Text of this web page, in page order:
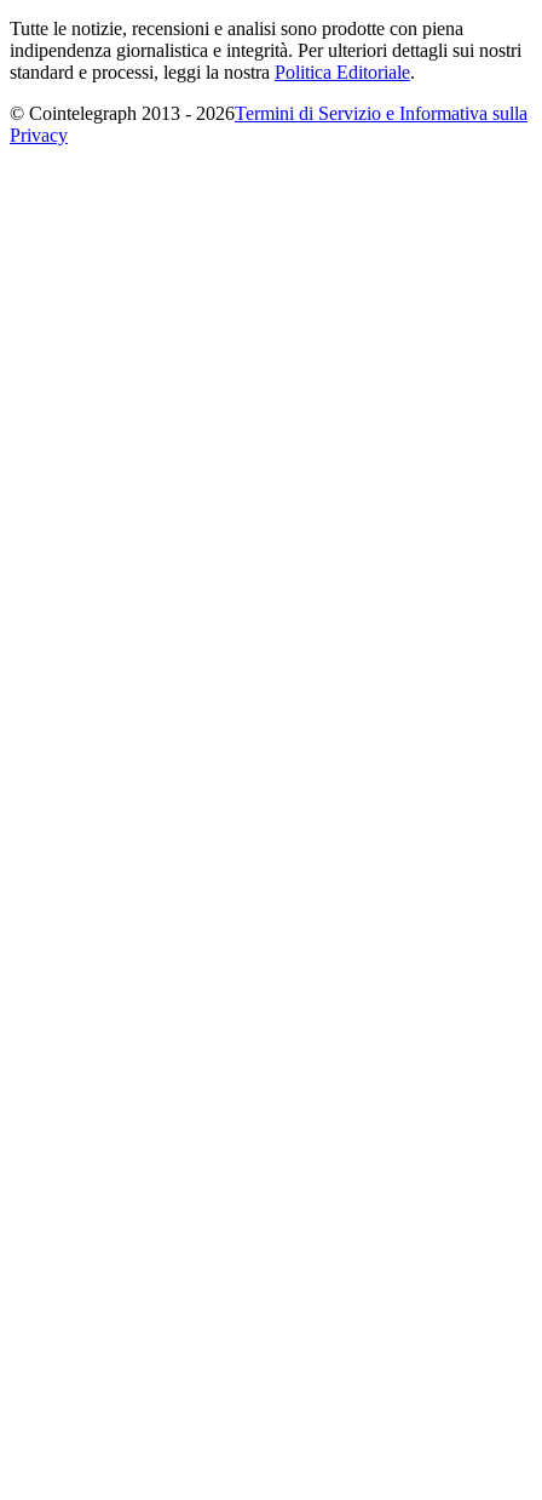
Tutte le notizie, recensioni e analisi sono prodotte con piena
indipendenza giornalistica e integrità. Per ulteriori dettagli sui nostri
standard e processi, leggi la nostra Politica Editoriale.
© Cointelegraph 2013 - 2026Termini di Servizio e Informativa sulla
Privacy